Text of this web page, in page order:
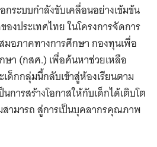
ระบบกำลังขับเคลื่อนอย่างเข้มข้น
งประเทศไทย ในโครงการจัดการ
มอภาคทางการศึกษา กองทุนเพื่อ
ษา (กสศ.) เพื่อค้นหาช่วยเหลือ
ด็กกลุ่มนี้กลับเข้าสู่ห้องเรียนตาม
การสร้างโอกาสให้กับเด็กได้เติบโต
ามารถ สู่การเป็นบุคลากรคุณภาพ